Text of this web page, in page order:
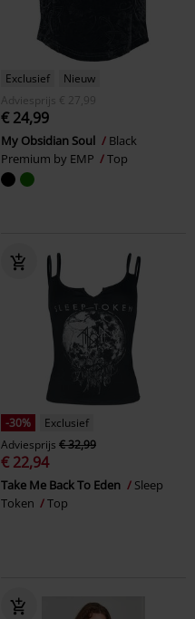
Exclusief
Nieuw
Adviesprijs
€ 27,99
€ 24,99
My Obsidian Soul
Black
Premium by EMP
Top
-30%
Exclusief
Adviesprijs € 32,99
€ 22,94
Take Me Back To Eden
Sleep
Token
Top